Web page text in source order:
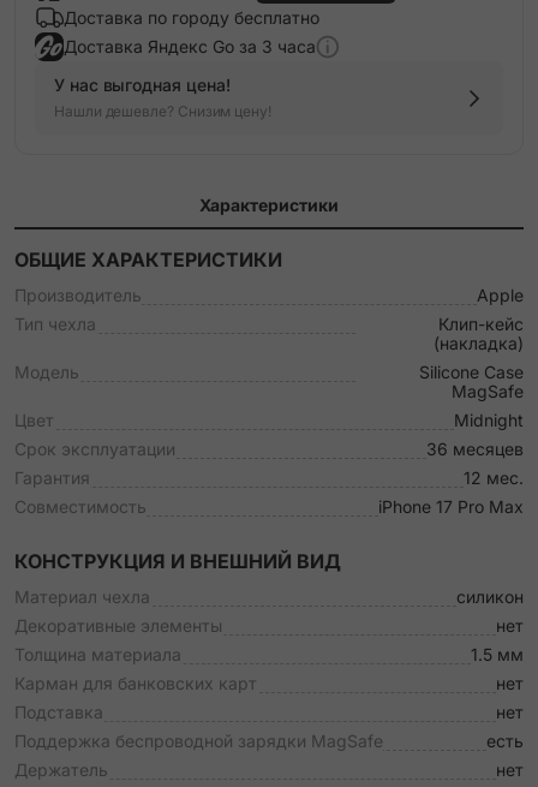
Доставка по городу бесплатно
Доставка Яндекс Go за 3 часа
У нас выгодная цена!
Нашли дешевле? Снизим цену!
Характеристики
ОБЩИЕ ХАРАКТЕРИСТИКИ
Производитель
Apple
Тип чехла
Клип-кейс
(накладка)
Модель
Silicone Case
MagSafe
Цвет
Midnight
Срок эксплуатации
36 месяцев
Гарантия
12 мес.
Совместимость
iPhone 17 Pro Max
КОНСТРУКЦИЯ И ВНЕШНИЙ ВИД
Материал чехла
силикон
Декоративные элементы
нет
Толщина материала
1.5 мм
Карман для банковских карт
нет
Подставка
нет
Поддержка беспроводной зарядки MagSafe
есть
Держатель
нет